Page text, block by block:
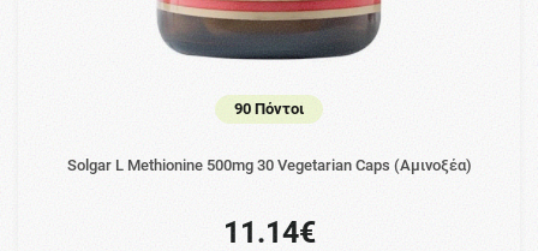
90 Πόντοι
Solgar L Methionine 500mg 30 Vegetarian Caps (Αμινοξέα)
11.14€